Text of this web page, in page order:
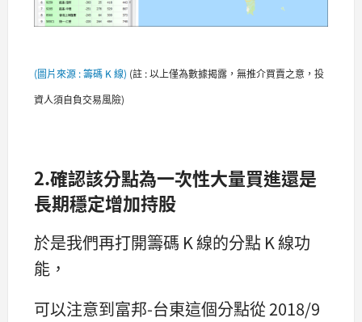
(圖片來源 : 籌碼 K 線) (註 : 以上僅為數據揭露，無推介買賣之意，投
資人須自負交易風險)
2.確認該分點為一次性大量買進還是
長期穩定增加持股
於是我們再打開籌碼 K 線的分點 K 線功
能，
可以注意到富邦-台東這個分點從 2018/9